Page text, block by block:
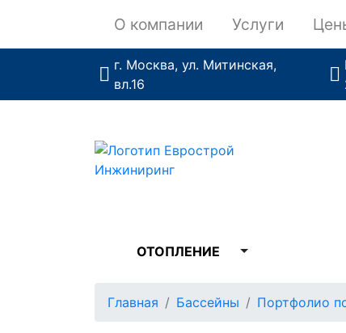
О компании Услуги
г. Москва, ул. Митинская,
вл.16
ОТОПЛЕНИЕ
Главная Бассейны Портфолио